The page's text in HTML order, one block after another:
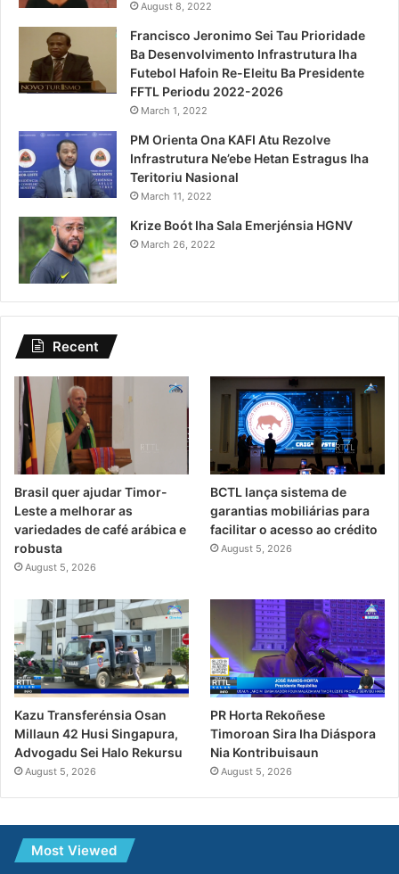
August 8, 2022
Francisco Jeronimo Sei Tau Prioridade
Ba Desenvolvimento Infrastrutura Iha
Futebol Hafoin Re-Eleitu Ba Presidente
FFTL Periodu 2022-2026
March 1, 2022
PM Orienta Ona KAFI Atu Rezolve
Infrastrutura Ne’ebe Hetan Estragus Iha
Teritoriu Nasional
March 11, 2022
Krize Boót Iha Sala Emerjénsia HGNV
March 26, 2022
Recent
Brasil quer ajudar Timor-
Leste a melhorar as
variedades de café arábica e
robusta
August 5, 2026
BCTL lança sistema de
garantias mobiliárias para
facilitar o acesso ao crédito
August 5, 2026
Kazu Transferénsia Osan
Millaun 42 Husi Singapura,
Advogadu Sei Halo Rekursu
August 5, 2026
PR Horta Rekoñese
Timoroan Sira Iha Diáspora
Nia Kontribuisaun
August 5, 2026
Most Viewed